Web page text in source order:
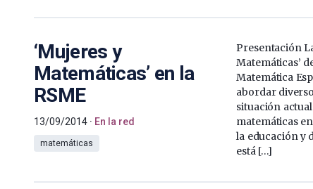
‘Mujeres y
Matemáticas’ en la
RSME
13/09/2014 En la red
matemáticas
Presentación
Matemáticas’
Matemática
abordar
situación
matemáticas
la educación y
está […]